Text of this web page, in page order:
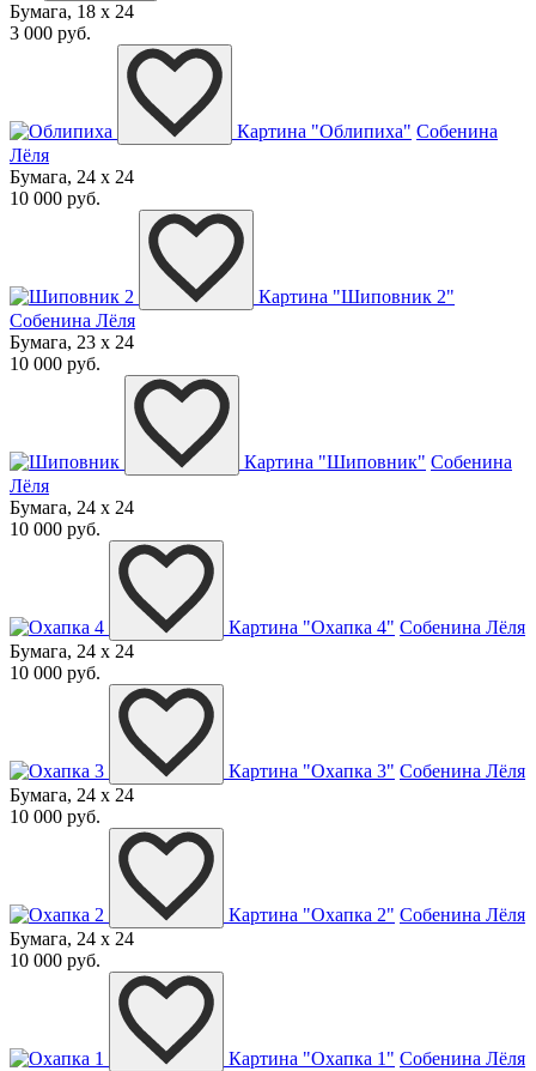
Бумага, 18 x 24
3 000 руб.
Картина "Облипиха" Собенина
Лёля
Бумага, 24 x 24
10 000 руб.
Картина "Шиповник 2"
Собенина Лёля
Бумага, 23 x 24
10 000 руб.
Картина "Шиповник" Собенина
Лёля
Бумага, 24 x 24
10 000 руб.
Картина "Охапка 4" Собенина Лёля
Бумага, 24 x 24
10 000 руб.
Картина "Охапка 3" Собенина Лёля
Бумага, 24 x 24
10 000 руб.
Картина "Охапка 2" Собенина Лёля
Бумага, 24 x 24
10 000 руб.
Картина "Охапка 1" Собенина Лёля